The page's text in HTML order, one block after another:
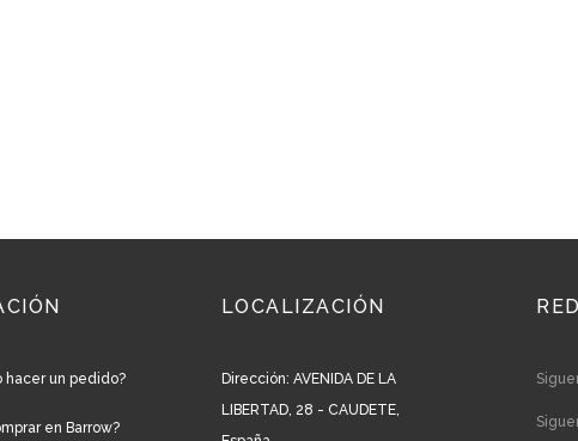
hacer un pedido?
en Barrow?
LOCALIZACIÓN
Dirección: AVENIDA DE LA
LIBERTAD, 28 - CAUDETE,